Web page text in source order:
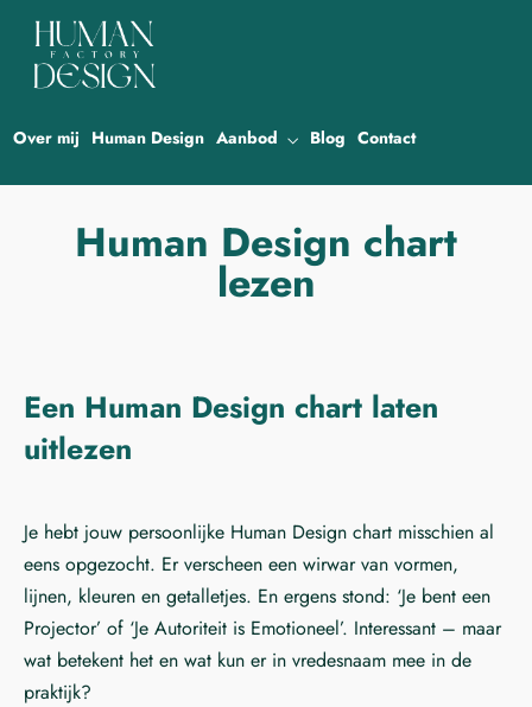
Over mij Human Design Aanbod Blog Contact
Human Design chart
lezen
Een Human Design chart laten
uitlezen
Je hebt jouw persoonlijke Human Design chart misschien al
eens opgezocht. Er verscheen een wirwar van vormen,
lijnen, kleuren en getalletjes. En ergens stond: ‘Je bent een
Projector’ of ‘Je Autoriteit is Emotioneel’. Interessant – maar
wat betekent het en wat kun er in vredesnaam mee in de
praktijk?